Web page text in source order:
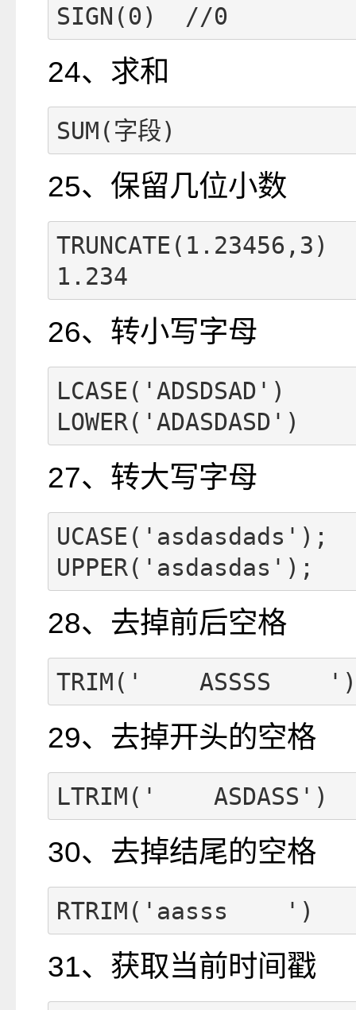
SIGN(0)  //0
24、求和
SUM(字段)
25、保留几位小数
TRUNCATE(1.23456,3)
1.234
26、转小写字母
LCASE('ADSDSAD')
LOWER('ADASDASD')
27、转大写字母
UCASE('asdasdads');
UPPER('asdasdas');
28、去掉前后空格
TRIM('    ASSSS    ')
29、去掉开头的空格
LTRIM('    ASDASS')
30、去掉结尾的空格
RTRIM('aasss    ')
31、获取当前时间戳